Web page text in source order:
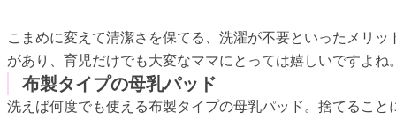
こまめに変えて清潔さを保てる、洗濯が不要といったメリッ
があり、育児だけでも大変なママにとっては嬉しいですよね
布製タイプの母乳パッド
洗えば何度でも使える布製タイプの母乳パッド。捨てること